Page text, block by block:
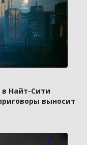
в Найт-Сити
выносит